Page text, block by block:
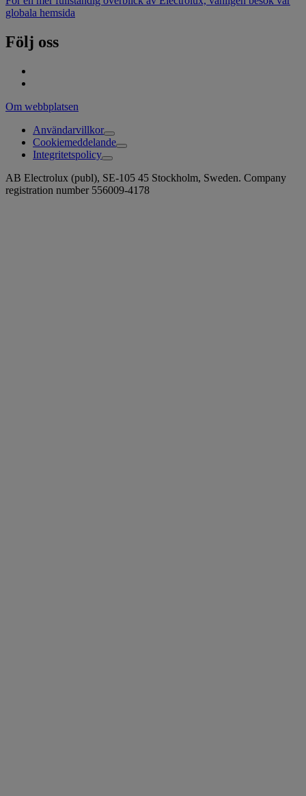
globala hemsida
Följ oss
Om webbplatsen
Användarvillkor
Cookiemeddelande
Integritetspolicy
AB Electrolux (publ), SE-105 45 Stockholm, Sweden. Company
registration number 556009-4178